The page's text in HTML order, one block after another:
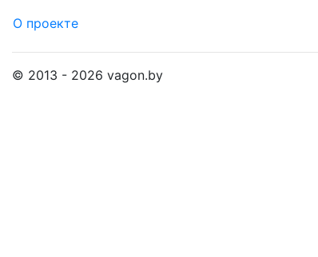
О проекте
© 2013 - 2026 vagon.by